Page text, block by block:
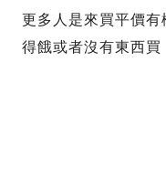
更多人是來買平價
得餓或者沒有東西買